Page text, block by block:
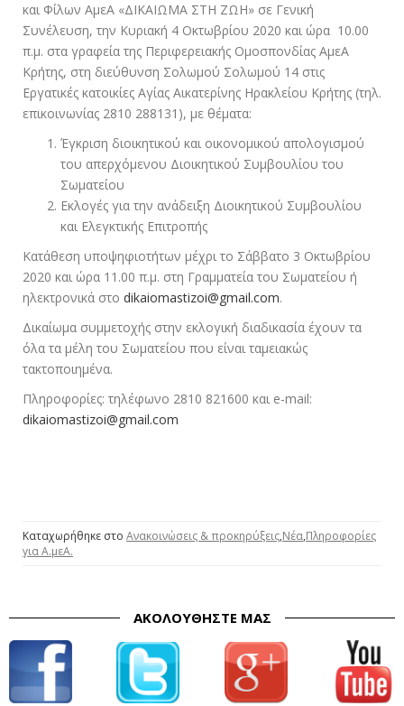
και Φίλων ΑμεΑ «ΔΙΚΑΙΩΜΑ ΣΤΗ ΖΩΗ» σε Γενική
Συνέλευση, την Κυριακή 4 Οκτωβρίου 2020 και ώρα 10.00
π.μ. στα γραφεία της Περιφερειακής Ομοσπονδίας ΑμεΑ
Κρήτης, στη διεύθυνση Σολωμού Σολωμού 14 στις
Εργατικές κατοικίες Αγίας Αικατερίνης Ηρακλείου Κρήτης (τηλ.
επικοινωνίας 2810 288131), με θέματα:
Έγκριση διοικητικού και οικονομικού απολογισμού
του απερχόμενου Διοικητικού Συμβουλίου του
Σωματείου
Εκλογές για την ανάδειξη Διοικητικού Συμβουλίου
και Ελεγκτικής Επιτροπής
Κατάθεση υποψηφιοτήτων μέχρι το Σάββατο 3 Οκτωβρίου
2020 και ώρα 11.00 π.μ. στη Γραμματεία του Σωματείου ή
ηλεκτρονικά στο dikaiomastizoi@gmail.com.
Δικαίωμα συμμετοχής στην εκλογική διαδικασία έχουν τα
όλα τα μέλη του Σωματείου που είναι ταμειακώς
τακτοποιημένα.
Πληροφορίες: τηλέφωνο 2810 821600 και e-mail:
dikaiomastizoi@gmail.com
Καταχωρήθηκε στο Ανακοινώσεις & προκηρύξεις,Νέα,Πληροφορίες
για Α.μεΑ.
ΑΚΟΛΟΥΘΉΣΤΕ ΜΑΣ